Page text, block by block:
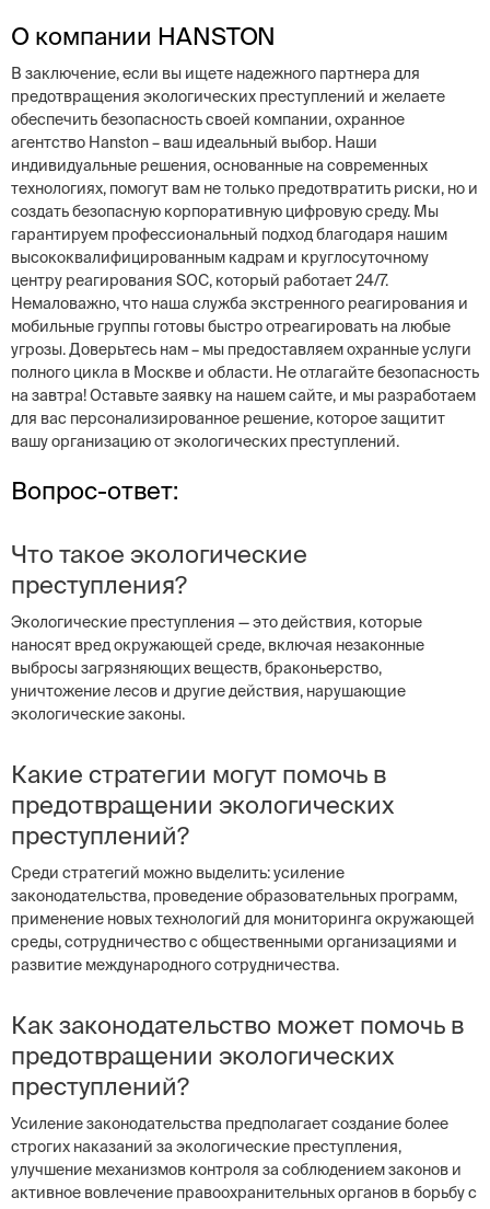
О компании HANSTON
В заключение, если вы ищете надежного партнера для
предотвращения экологических преступлений и желаете
обеспечить безопасность своей компании, охранное
агентство Hanston – ваш идеальный выбор. Наши
индивидуальные решения, основанные на современных
технологиях, помогут вам не только предотвратить риски, но и
создать безопасную корпоративную цифровую среду. Мы
гарантируем профессиональный подход благодаря нашим
высококвалифицированным кадрам и круглосуточному
центру реагирования SOC, который работает 24/7.
Немаловажно, что наша служба экстренного реагирования и
мобильные группы готовы быстро отреагировать на любые
угрозы. Доверьтесь нам – мы предоставляем охранные услуги
полного цикла в Москве и области. Не отлагайте безопасность
на завтра! Оставьте заявку на нашем сайте, и мы разработаем
для вас персонализированное решение, которое защитит
вашу организацию от экологических преступлений.
Вопрос-ответ:
Что такое экологические
преступления?
Экологические преступления — это действия, которые
наносят вред окружающей среде, включая незаконные
выбросы загрязняющих веществ, браконьерство,
уничтожение лесов и другие действия, нарушающие
экологические законы.
Какие стратегии могут помочь в
предотвращении экологических
преступлений?
Среди стратегий можно выделить: усиление
законодательства, проведение образовательных программ,
применение новых технологий для мониторинга окружающей
среды, сотрудничество с общественными организациями и
развитие международного сотрудничества.
Как законодательство может помочь в
предотвращении экологических
преступлений?
Усиление законодательства предполагает создание более
строгих наказаний за экологические преступления,
улучшение механизмов контроля за соблюдением законов и
активное вовлечение правоохранительных органов в борьбу с